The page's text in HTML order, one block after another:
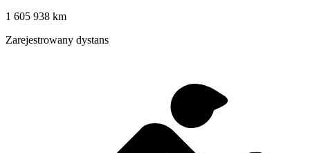
1 605 938 km
Zarejestrowany dystans